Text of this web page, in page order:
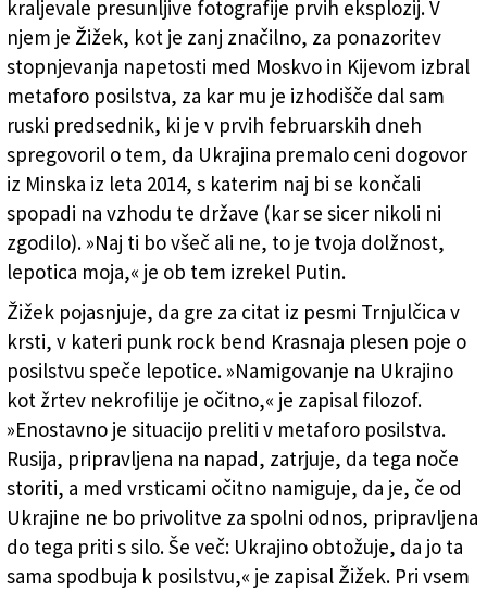
kraljevale presunljive fotografije prvih eksplozij. V
njem je Žižek, kot je zanj značilno, za ponazoritev
stopnjevanja napetosti med Moskvo in Kijevom izbral
metaforo posilstva, za kar mu je izhodišče dal sam
ruski predsednik, ki je v prvih februarskih dneh
spregovoril o tem, da Ukrajina premalo ceni dogovor
iz Minska iz leta 2014, s katerim naj bi se končali
spopadi na vzhodu te države (kar se sicer nikoli ni
zgodilo). »Naj ti bo všeč ali ne, to je tvoja dolžnost,
lepotica moja,« je ob tem izrekel Putin.
Žižek pojasnjuje, da gre za citat iz pesmi Trnjulčica v
krsti, v kateri punk rock bend Krasnaja plesen poje o
posilstvu speče lepotice. »Namigovanje na Ukrajino
kot žrtev nekrofilije je očitno,« je zapisal filozof.
»Enostavno je situacijo preliti v metaforo posilstva.
Rusija, pripravljena na napad, zatrjuje, da tega noče
storiti, a med vrsticami očitno namiguje, da je, če od
Ukrajine ne bo privolitve za spolni odnos, pripravljena
do tega priti s silo. Še več: Ukrajino obtožuje, da jo ta
sama spodbuja k posilstvu,« je zapisal Žižek. Pri vsem